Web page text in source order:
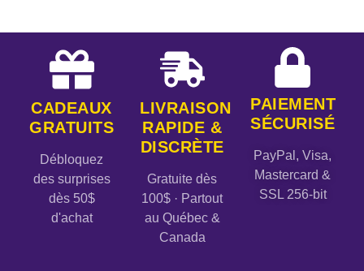
CADEAUX
GRATUITS
Débloquez
des surprises
dès 50$
d'achat
LIVRAISON
RAPIDE &
DISCRÈTE
Gratuite dès
100$ · Partout
au Québec &
Canada
PAIEMENT
SÉCURISÉ
PayPal, Visa,
Mastercard &
SSL 256-bit